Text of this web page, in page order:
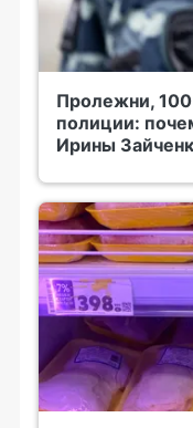
Пролежни,
полиции:
Ирины